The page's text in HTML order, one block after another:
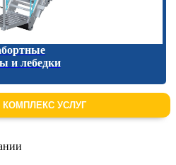
и лебедки
УСЛУГ